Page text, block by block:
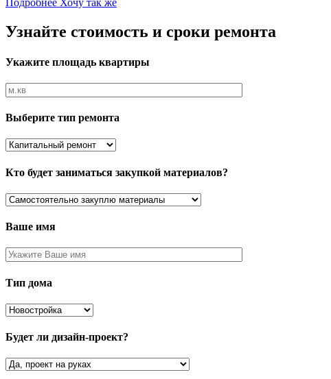
Подробнее Хочу так же
Узнайте стоимость и сроки ремонта
Укажите площадь квартиры
Выберите тип ремонта
Кто будет заниматься закупкой материалов?
Ваше имя
Тип дома
Будет ли дизайн-проект?